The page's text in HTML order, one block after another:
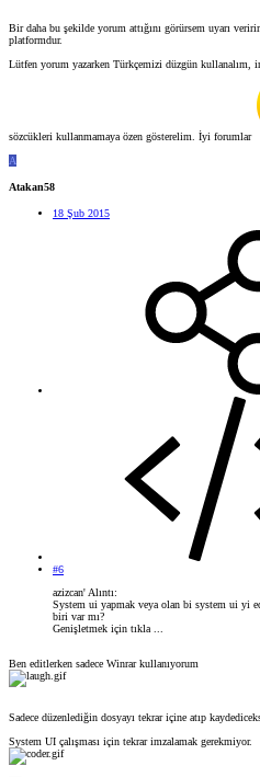
Bir daha bu şekilde yorum attığını görürsem uyarı
platformdur.
Lütfen yorum yazarken Türkçemizi düzgün
sözcükleri kullanmamaya özen gösterelim. İyi forumlar
A
Atakan58
18 Şub 2015
#6
azizcan' Alıntı:
System ui yapmak veya olan bi system ui yi
biri var mı?
Genişletmek için tıkla ...
Ben editlerken sadece Winrar kullanıyorum
Sadece düzenlediğin dosyayı tekrar içine atıp
System UI çalışması için tekrar imzalamak gerekmiyor.